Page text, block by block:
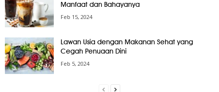
Manfaat dan Bahayanya
Feb 15, 2024
Lawan Usia dengan Makanan Sehat yang
Cegah Penuaan Dini
Feb 5, 2024